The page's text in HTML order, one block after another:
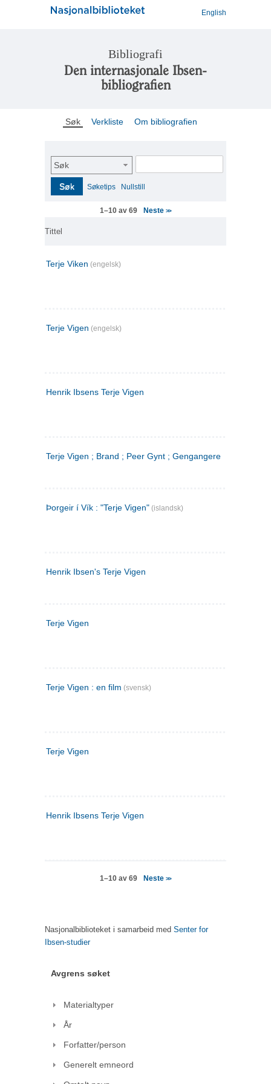
English
Bibliografi
Den internasjonale Ibsen-
bibliografien
Søk Verkliste Om bibliografien
Søk
Søk Søketips Nullstill
1–10 av 69 Neste>>
Tittel
Terje Viken (engelsk)
Terje Vigen (engelsk)
Henrik Ibsens Terje Vigen
Terje Vigen ; Brand ; Peer Gynt ; Gengangere
Þorgeir í Vík : "Terje Vigen" (islandsk)
Henrik Ibsen's Terje Vigen
Terje Vigen
Terje Vigen : en film (svensk)
Terje Vigen
Henrik Ibsens Terje Vigen
1–10 av 69 Neste>>
Nasjonalbiblioteket i samarbeid med Senter for
Ibsen-studier
Avgrens søket
Materialtyper
År
Forfatter/person
Generelt emneord